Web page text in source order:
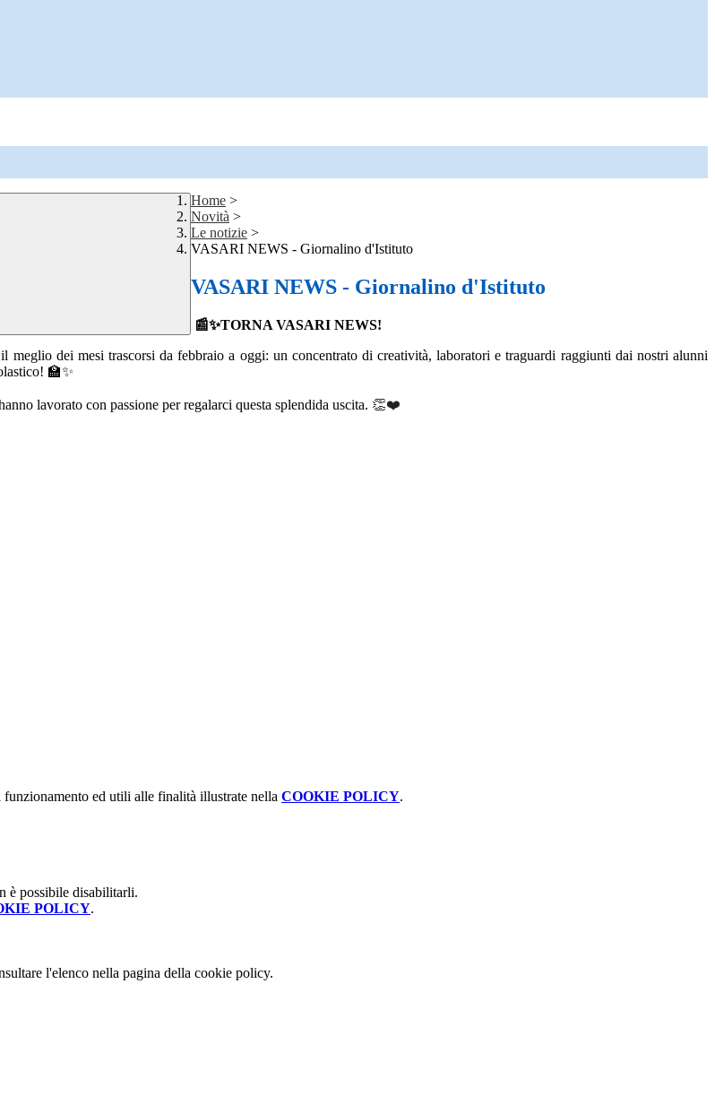
Home >
Novità >
Le notizie >
VASARI NEWS - Giornalino d'Istituto
VASARI NEWS - Giornalino d'Istituto
📰✨TORNA VASARI NEWS!
meglio dei mesi trascorsi da febbraio a oggi: un concentrato di creatività, laboratori e traguardi raggiunti dai nostri alunni
🏫✨
lavorato con passione per regalarci questa splendida uscita. 👏❤️
ed utili alle finalità illustrate nella COOKIE POLICY.
è possibile disabilitarli.
POLICY.
l'elenco nella pagina della cookie policy.